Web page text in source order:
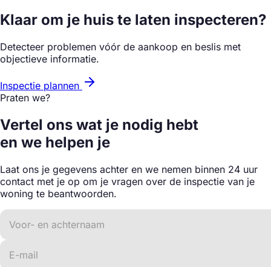
Klaar om je huis te laten inspecteren?
Detecteer problemen vóór de aankoop en beslis met
objectieve informatie.
Inspectie plannen
Praten we?
Vertel ons wat je nodig hebt
en we helpen je
Laat ons je gegevens achter en we nemen binnen 24 uur
contact met je op om je vragen over de inspectie van je
woning te beantwoorden.